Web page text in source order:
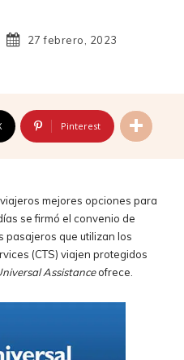
27 febrero, 2023
Pinterest
mejores opciones para
se firmó el convenio de
pasajeros que utilizan los
(CTS) viajen protegidos
Assistanceofrece.